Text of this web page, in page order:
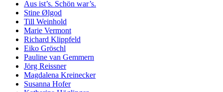
Aus ist’s. Schön war’s.
Stine Ølgod
Till Weinhold
Marie Vermont
Richard Klippfeld
Eiko Gröschl
Pauline van Gemmern
Jörg Reissner
Magdalena Kreinecker
Susanna Hofer